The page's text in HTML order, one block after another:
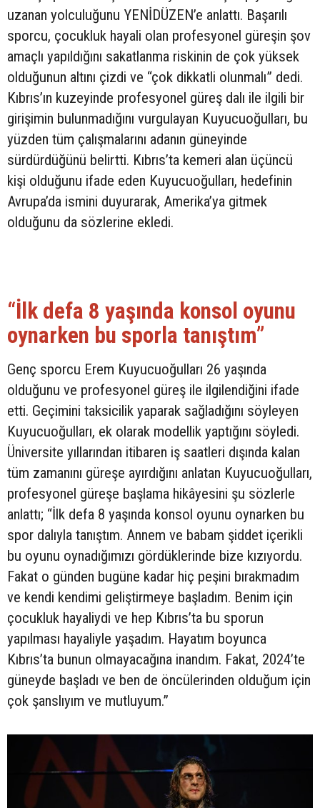
uzanan yolculuğunu YENİDÜZEN’e anlattı. Başarılı
sporcu, çocukluk hayali olan profesyonel güreşin şov
amaçlı yapıldığını sakatlanma riskinin de çok yüksek
olduğunun altını çizdi ve “çok dikkatli olunmalı” dedi.
Kıbrıs’ın kuzeyinde profesyonel güreş dalı ile ilgili bir
girişimin bulunmadığını vurgulayan Kuyucuoğulları, bu
yüzden tüm çalışmalarını adanın güneyinde
sürdürdüğünü belirtti. Kıbrıs’ta kemeri alan üçüncü
kişi olduğunu ifade eden Kuyucuoğulları, hedefinin
Avrupa’da ismini duyurarak, Amerika’ya gitmek
olduğunu da sözlerine ekledi.
“İlk defa 8 yaşında konsol oyunu
oynarken bu sporla tanıştım”
Genç sporcu Erem Kuyucuoğulları 26 yaşında
olduğunu ve profesyonel güreş ile ilgilendiğini ifade
etti. Geçimini taksicilik yaparak sağladığını söyleyen
Kuyucuoğulları, ek olarak modellik yaptığını söyledi.
Üniversite yıllarından itibaren iş saatleri dışında kalan
tüm zamanını güreşe ayırdığını anlatan Kuyucuoğulları,
profesyonel güreşe başlama hikâyesini şu sözlerle
anlattı; “İlk defa 8 yaşında konsol oyunu oynarken bu
spor dalıyla tanıştım. Annem ve babam şiddet içerikli
bu oyunu oynadığımızı gördüklerinde bize kızıyordu.
Fakat o günden bugüne kadar hiç peşini bırakmadım
ve kendi kendimi geliştirmeye başladım. Benim için
çocukluk hayaliydi ve hep Kıbrıs’ta bu sporun
yapılması hayaliyle yaşadım. Hayatım boyunca
Kıbrıs’ta bunun olmayacağına inandım. Fakat, 2024’te
güneyde başladı ve ben de öncülerinden olduğum için
çok şanslıyım ve mutluyum.”